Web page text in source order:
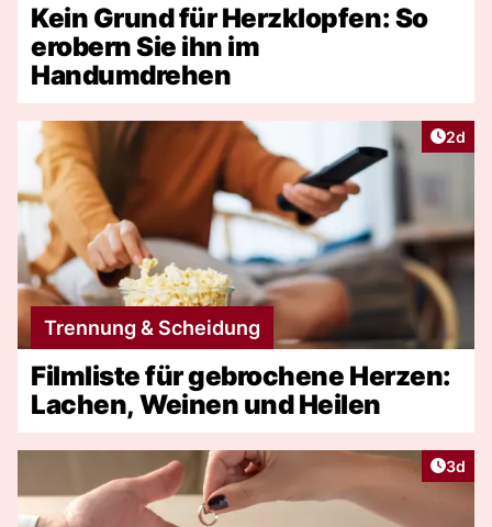
Kein Grund für Herzklopfen: So
erobern Sie ihn im
Handumdrehen
2d
Trennung & Scheidung
Filmliste für gebrochene Herzen:
Lachen, Weinen und Heilen
3d